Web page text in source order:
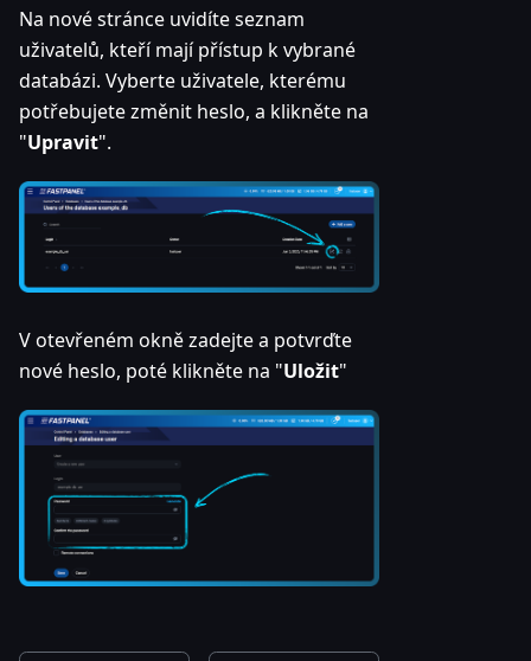
Na nové stránce uvidíte seznam
uživatelů, kteří mají přístup k vybrané
databázi. Vyberte uživatele, kterému
potřebujete změnit heslo, a klikněte na
"Upravit".
V otevřeném okně zadejte a potvrďte
nové heslo, poté klikněte na "Uložit"